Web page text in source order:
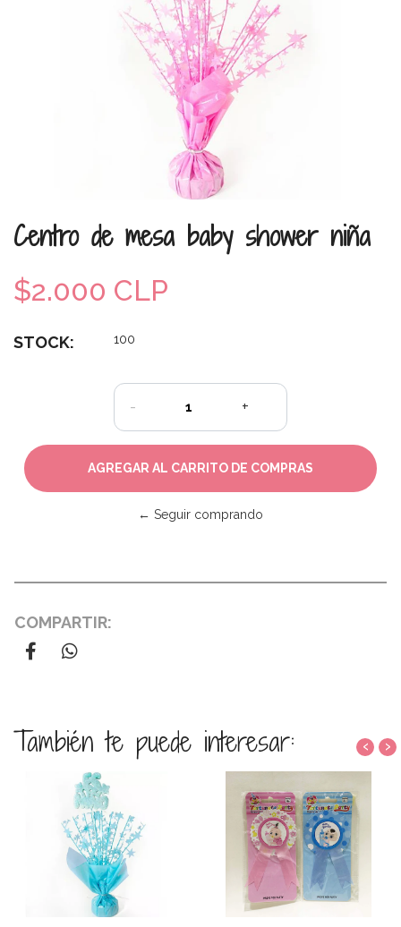
Centro de mesa baby shower niña
$2.000 CLP
STOCK: 100
- +
← Seguir comprando
COMPARTIR:
También te puede interesar: ‹ ›